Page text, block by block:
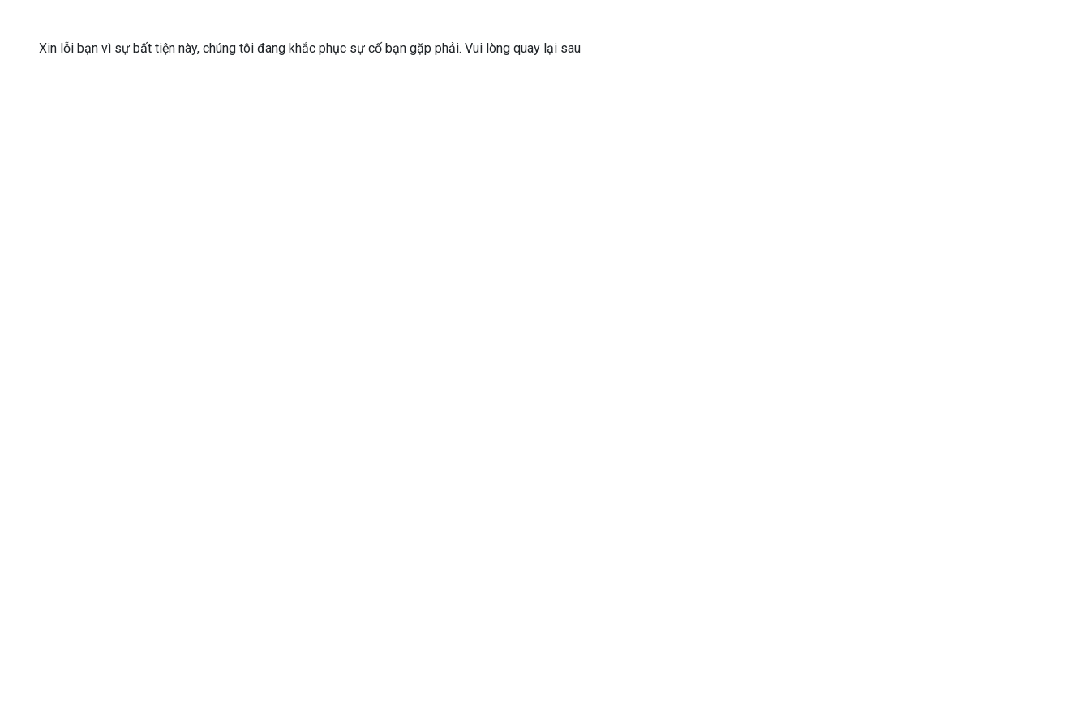
Xin lỗi bạn vì sự bất tiện này, chúng tôi đang khắc phục sự cố bạn gặp phải. Vui lòng quay lại sau